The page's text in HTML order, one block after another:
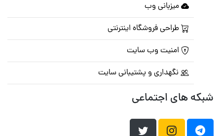
میزبانی وب
طراحی فروشگاه اینترنتی
امنیت وب سایت
نگهداری و پشتیبانی سایت
شبکه های اجتماعی